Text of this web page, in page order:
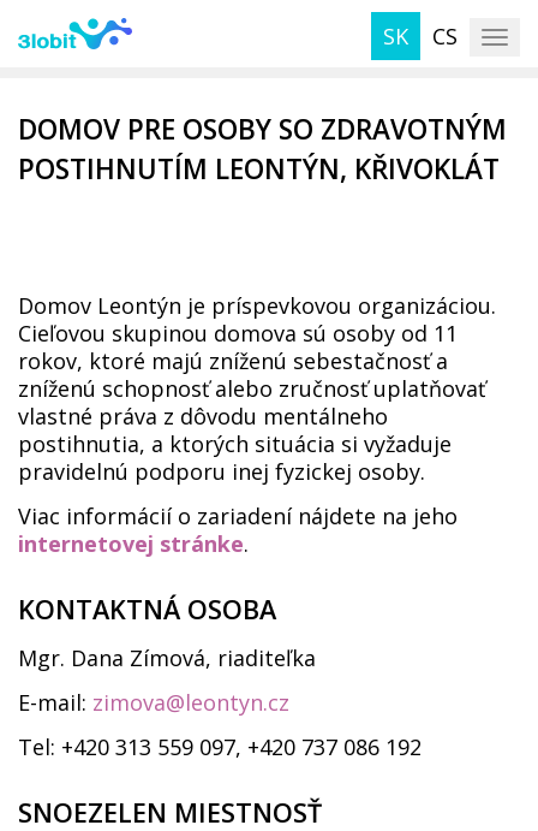
SK CS
DOMOV PRE OSOBY SO ZDRAVOTNÝM
POSTIHNUTÍM LEONTÝN, KŘIVOKLÁT
Domov Leontýn je príspevkovou organizáciou.
Cieľovou skupinou domova sú osoby od 11
rokov, ktoré majú zníženú sebestačnosť a
zníženú schopnosť alebo zručnosť uplatňovať
vlastné práva z dôvodu mentálneho
postihnutia, a ktorých situácia si vyžaduje
pravidelnú podporu inej fyzickej osoby.
Viac informácií o zariadení nájdete na jeho
internetovej stránke.
KONTAKTNÁ OSOBA
Mgr. Dana Zímová, riaditeľka
E-mail: zimova@leontyn.cz
Tel: +420 313 559 097, +420 737 086 192
SNOEZELEN MIESTNOSŤ